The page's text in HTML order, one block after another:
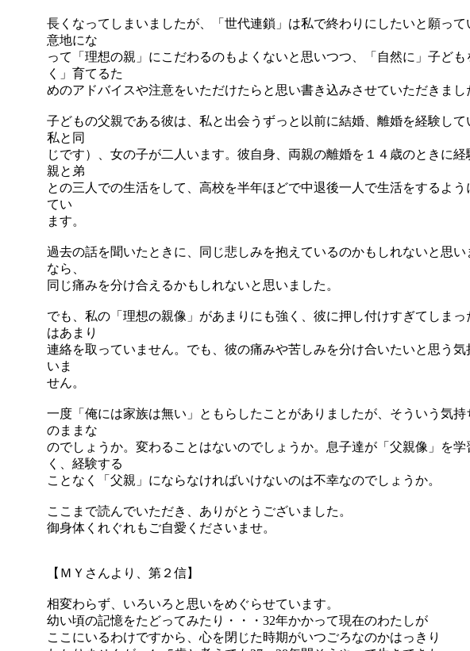
長くなってしまいましたが、「世代連鎖」は私で終わりにしたいと願って
意地にな
って「理想の親」にこだわるのもよくないと思いつつ、「自然に」子ども
く」育てるた
めのアドバイスや注意をいただけたらと思い書き込みさせていただきまし
子どもの父親である彼は、私と出会うずっと以前に結婚、離婚を経験して
私と同
じです）、女の子が二人います。彼自身、両親の離婚を１４歳のときに経
親と弟
との三人での生活をして、高校を半年ほどで中退後一人で生活をするよう
てい
ます。
過去の話を聞いたときに、同じ悲しみを抱えているのかもしれないと思い
なら、
同じ痛みを分け合えるかもしれないと思いました。
でも、私の「理想の親像」があまりにも強く、彼に押し付けすぎてしまっ
はあまり
連絡を取っていません。でも、彼の痛みや苦しみを分け合いたいと思う気
いま
せん。
一度「俺には家族は無い」ともらしたことがありましたが、そういう気持
のままな
のでしょうか。変わることはないのでしょうか。息子達が「父親像」を学
く、経験する
ことなく「父親」にならなければいけないのは不幸なのでしょうか。
ここまで読んでいただき、ありがとうございました。
御身体くれぐれもご自愛くださいませ。
【ＭＹさんより、第２信】
相変わらず、いろいろと思いをめぐらせています。
幼い頃の記憶をたどってみたり・・・32年かかって現在のわたしが
ここにいるわけですから、心を閉じた時期がいつごろなのかはっきり